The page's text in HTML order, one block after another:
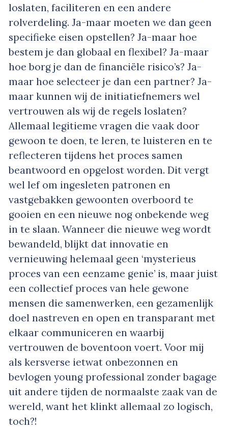
loslaten, faciliteren en een andere
rolverdeling. Ja-maar moeten we dan geen
specifieke eisen opstellen? Ja-maar hoe
bestem je dan globaal en flexibel? Ja-maar
hoe borg je dan de financiële risico’s? Ja-
maar hoe selecteer je dan een partner? Ja-
maar kunnen wij de initiatiefnemers wel
vertrouwen als wij de regels loslaten?
Allemaal legitieme vragen die vaak door
gewoon te doen, te leren, te luisteren en te
reflecteren tijdens het proces samen
beantwoord en opgelost worden. Dit vergt
wel lef om ingesleten patronen en
vastgebakken gewoonten overboord te
gooien en een nieuwe nog onbekende weg
in te slaan. Wanneer die nieuwe weg wordt
bewandeld, blijkt dat innovatie en
vernieuwing helemaal geen ‘mysterieus
proces van een eenzame genie’ is, maar juist
een collectief proces van hele gewone
mensen die samenwerken, een gezamenlijk
doel nastreven en open en transparant met
elkaar communiceren en waarbij
vertrouwen de boventoon voert. Voor mij
als kersverse ietwat onbezonnen en
bevlogen young professional zonder bagage
uit andere tijden de normaalste zaak van de
wereld, want het klinkt allemaal zo logisch,
toch?!